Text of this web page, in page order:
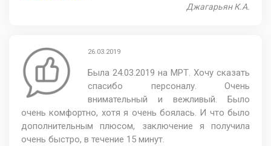
Джагарьян К.А.
26.03.2019
Была 24.03.2019 на МРТ. Хочу сказать
спасибо персоналу. Очень
внимательный и вежливый. Было
очень комфортно, хотя я очень боялась. И что было
дополнительным плюсом, заключение я получила
очень быстро, в течение 15 минут.